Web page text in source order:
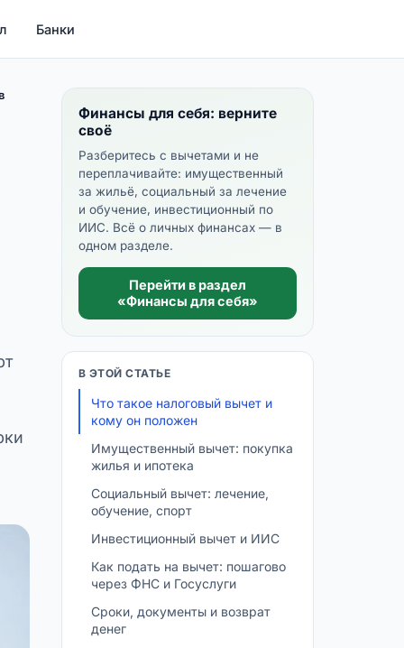
Банки
Финансы для себя: верните
своё
Разберитесь с вычетами и не
переплачивайте: имущественный
за жильё, социальный за лечение
и обучение, инвестиционный по
ИИС. Всё о личных финансах — в
одном разделе.
Перейти в раздел
«Финансы для себя»
В ЭТОЙ СТАТЬЕ
Что такое налоговый вычет и
кому он положен
Имущественный вычет: покупка
жилья и ипотека
Социальный вычет: лечение,
обучение, спорт
Инвестиционный вычет и ИИС
Как подать на вычет: пошагово
через ФНС и Госуслуги
Сроки, документы и возврат
денег